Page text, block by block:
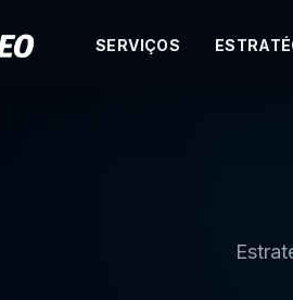
SERVIÇOS